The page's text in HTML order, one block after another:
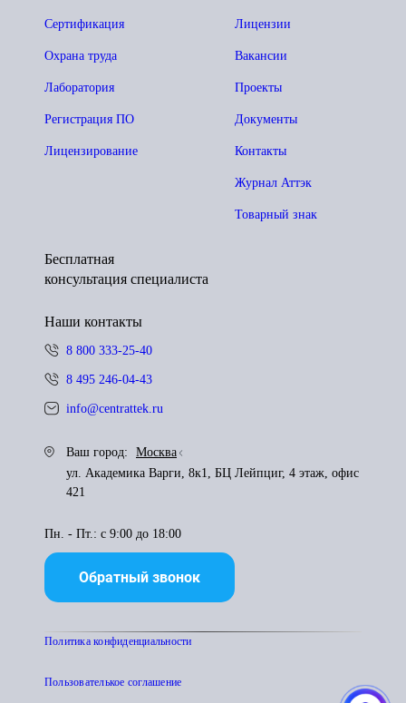
Лицензии
Вакансии
Проекты
Документы
Контакты
Журнал Аттэк
Товарный знак
Сертификация
Охрана труда
Лаборатория
Регистрация ПО
Лицензирование
Бесплатная
консультация специалиста
Наши контакты
8 800 333-25-40
8 495 246-04-43
info@centrattek.ru
Ваш город:
Москва
ул. Академика Варги, 8к1, БЦ Лейпциг, 4 этаж, офис
421
Пн. - Пт.: с 9:00 до 18:00
Обратный звонок
Политика конфиденциальности
Пользователькое соглашение